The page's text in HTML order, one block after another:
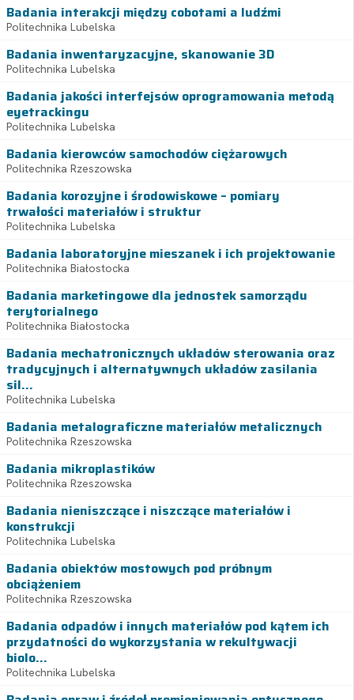
Badania interakcji między cobotami a ludźmi
Politechnika Lubelska
Badania inwentaryzacyjne, skanowanie 3D
Politechnika Lubelska
Badania jakości interfejsów oprogramowania metodą
eyetrackingu
Politechnika Lubelska
Badania kierowców samochodów ciężarowych
Politechnika Rzeszowska
Badania korozyjne i środowiskowe – pomiary
trwałości materiałów i struktur
Politechnika Lubelska
Badania laboratoryjne mieszanek i ich projektowanie
Politechnika Białostocka
Badania marketingowe dla jednostek samorządu
terytorialnego
Politechnika Białostocka
Badania mechatronicznych układów sterowania oraz
tradycyjnych i alternatywnych układów zasilania
sil...
Politechnika Lubelska
Badania metalograficzne materiałów metalicznych
Politechnika Rzeszowska
Badania mikroplastików
Politechnika Rzeszowska
Badania nieniszczące i niszczące materiałów i
konstrukcji
Politechnika Lubelska
Badania obiektów mostowych pod próbnym
obciążeniem
Politechnika Rzeszowska
Badania odpadów i innych materiałów pod kątem ich
przydatności do wykorzystania w rekultywacji
biolo...
Politechnika Lubelska